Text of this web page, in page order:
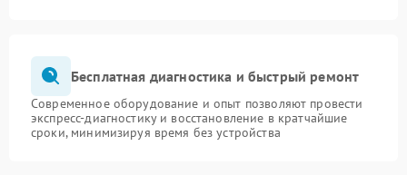
Бесплатная диагностика и быстрый ремонт
Современное оборудование и опыт позволяют провести
экспресс-диагностику и восстановление в кратчайшие
сроки, минимизируя время без устройства